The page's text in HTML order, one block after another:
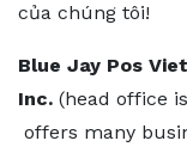
của chúng tôi!
Blue Jay Pos
Inc. (head office
offers many